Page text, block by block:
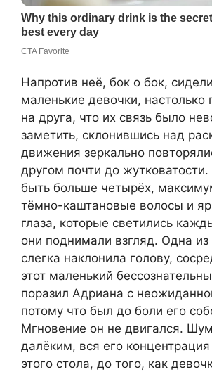
Напротив неё, бок о бок,
маленькие девочки, настолько
на друга, что их связь было
заметить, склонившись над
движения зеркально
другом почти до
быть больше четырёх,
тёмно-каштановые волосы и
глаза, которые светились
они поднимали взгляд. Одна из
слегка наклонила голову,
этот маленький
поразил Адриана с
потому что был до боли его
Мгновение он не двигался.
далёким, вся его концентрация
этого стола, до того, как